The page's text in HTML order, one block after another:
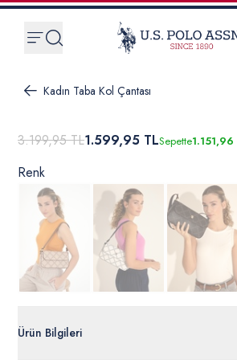
Kadın Taba Kol Çantası
3.199,95 TL1.599,95 TLSepette
Renk
Ürün Bilgileri